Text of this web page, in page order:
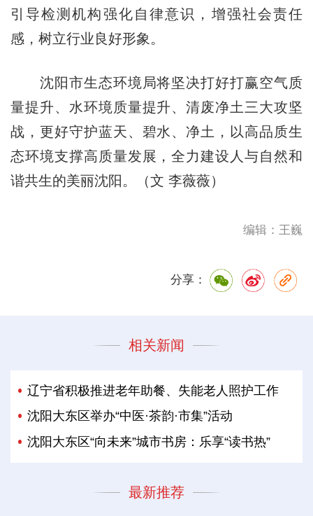
引导检测机构强化自律意识，增强社会责任
感，树立行业良好形象。
沈阳市生态环境局将坚决打好打赢空气质
量提升、水环境质量提升、清废净土三大攻坚
战，更好守护蓝天、碧水、净土，以高品质生
态环境支撑高质量发展，全力建设人与自然和
谐共生的美丽沈阳。（文 李薇薇）
编辑：王巍
分享：
相关新闻
辽宁省积极推进老年助餐、失能老人照护工作
沈阳大东区举办“中医·茶韵·市集”活动
沈阳大东区“向未来”城市书房：乐享“读书热”
最新推荐